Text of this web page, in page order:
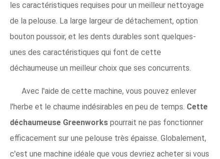
les caractéristiques requises pour un meilleur nettoyage
de la pelouse. La large largeur de détachement, option
bouton poussoir, et les dents durables sont quelques-
unes des caractéristiques qui font de cette
déchaumeuse un meilleur choix que ses concurrents.
Avec l'aide de cette machine, vous pouvez enlever
l'herbe et le chaume indésirables en peu de temps. Cette
déchaumeuse Greenworks pourrait ne pas fonctionner
efficacement sur une pelouse très épaisse. Globalement,
c'est une machine idéale que vous devriez acheter si vous